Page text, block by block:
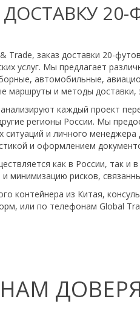
ДОСТАВКУ
заказ доставки 20-
услуг. Мы предлагает
автомобильные,
маршруты и методы доставки,
каждый проект
регионы России. Мы
ситуаций и личного
и оформлением
как в России, так и
и минимизацию рисков,
контейнера из Китая,
или по телефонам Global